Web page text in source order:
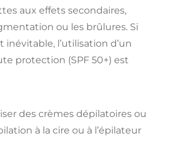
aux effets secondaires,
ou les brûlures. Si
l’utilisation d’un
protection (SPF 50+) est
des crèmes dépilatoires ou
à la cire ou à l’épilateur